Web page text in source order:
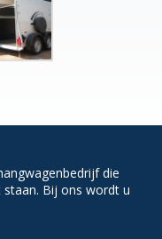
die
Bij ons wordt u